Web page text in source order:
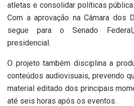
atletas e consolidar políticas
Com a aprovação na Câmara dos
segue para o Senado
presidencial.
O projeto também disciplina a
conteúdos audiovisuais, prevendo
material editado dos principais
até seis horas após os eventos.